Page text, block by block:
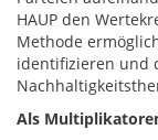
HAUP den
Methode
identifizieren und
Als